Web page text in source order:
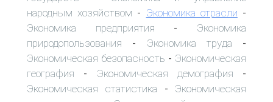
народным хозяйством - Экономика отрасли -
Экономика предприятия - Экономика
природопользования - Экономика труда -
Экономическая безопасность - Экономическая
география - Экономическая демография -
Экономическая статистика - Экономическая